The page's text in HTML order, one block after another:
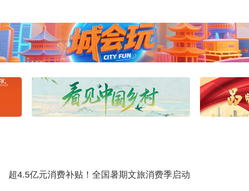
超4.5亿元消费补贴！全国暑期文旅消费季启动